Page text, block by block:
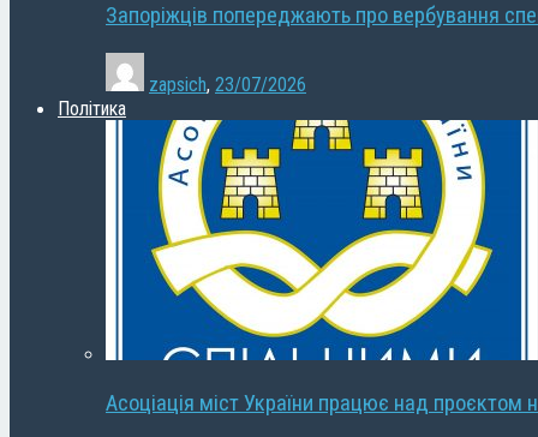
Запоріжців попереджають про вербування
zapsich, 23/07/2026
Політика
Асоціація міст України працює над проєктом